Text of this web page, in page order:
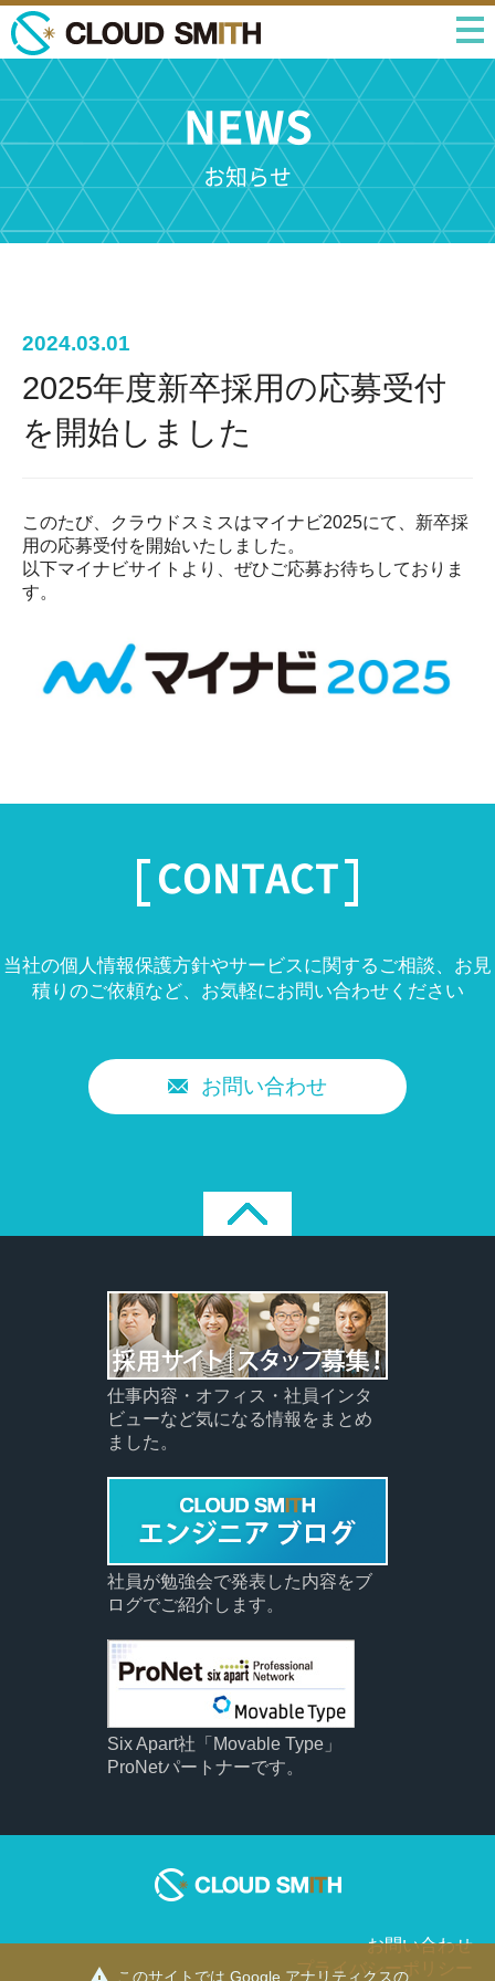
NEWS
お知らせ
2024.03.01
2025年度新卒採用の応募受付
を開始しました
このたび、クラウドスミスはマイナビ2025にて、新卒採
用の応募受付を開始いたしました。
以下マイナビサイトより、ぜひご応募お待ちしておりま
す。
CONTACT
当社の個人情報保護方針やサービスに関するご相談、お見
積りのご依頼など、 お気軽にお問い合わせください
お問い合わせ
仕事内容・オフィス・社員インタ
ビューなど気になる情報をまとめ
ました。
社員が勉強会で発表した内容をブ
ログでご紹介します。
Six Apart社「Movable Type」
ProNetパートナーです。
お問い合わせ
プライバシーポリシー
このサイトでは Google アナリティクスの